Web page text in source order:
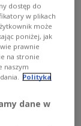
Granicą
dostęp do
w plikach
może
poniżej, jak
prawnie
na stronie
naszym
Polityka
dane w